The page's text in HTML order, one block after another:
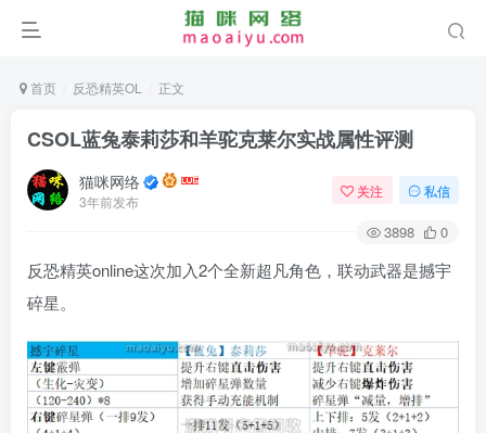
首页 反恐精英OL 正文
CSOL蓝兔泰莉莎和羊驼克莱尔实战属性评测
猫咪网络
3年前发布
关注 私信
3898 0
反恐精英online这次加入2个全新超凡角色，联动武器是撼宇
碎星。